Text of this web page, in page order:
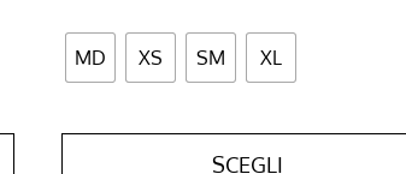
MD XS SM XL
SCEGLI